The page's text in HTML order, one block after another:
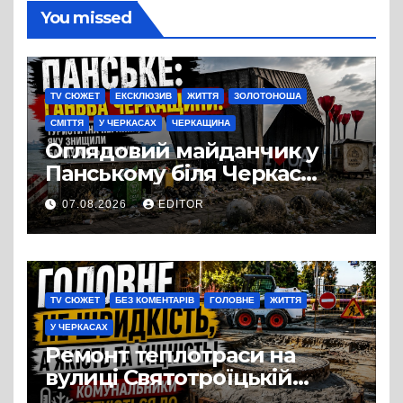
You missed
TV СЮЖЕТ ЕКСКЛЮЗИВ ЖИТТЯ ЗОЛОТОНОША
СМІТТЯ У ЧЕРКАСАХ ЧЕРКАЩИНА
Оглядовий майданчик у
Панському біля Черкас
перетворився на занедбане
сміттєзвалище
07.08.2026 EDITOR
TV СЮЖЕТ БЕЗ КОМЕНТАРІВ ГОЛОВНЕ ЖИТТЯ
У ЧЕРКАСАХ
Ремонт теплотраси на
вулиці Святотроїцькій